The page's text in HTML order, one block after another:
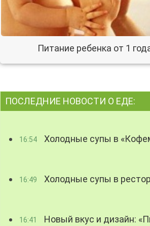
Питание ребенка от 1
ПОСЛЕДНИЕ НОВОСТИ О ЕДЕ:
16:54 Холодные супы в
16:49 Холодные супы в
16:41
Новый вкус и дизайн: